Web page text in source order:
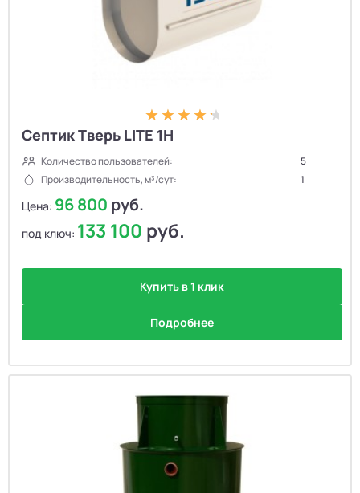
Септик Тверь LITE 1H
Количество пользователей:
5
Производительность, м³/сут:
1
Цена: 96 800 руб.
под ключ: 133 100 руб.
Купить в 1 клик
Подробнее